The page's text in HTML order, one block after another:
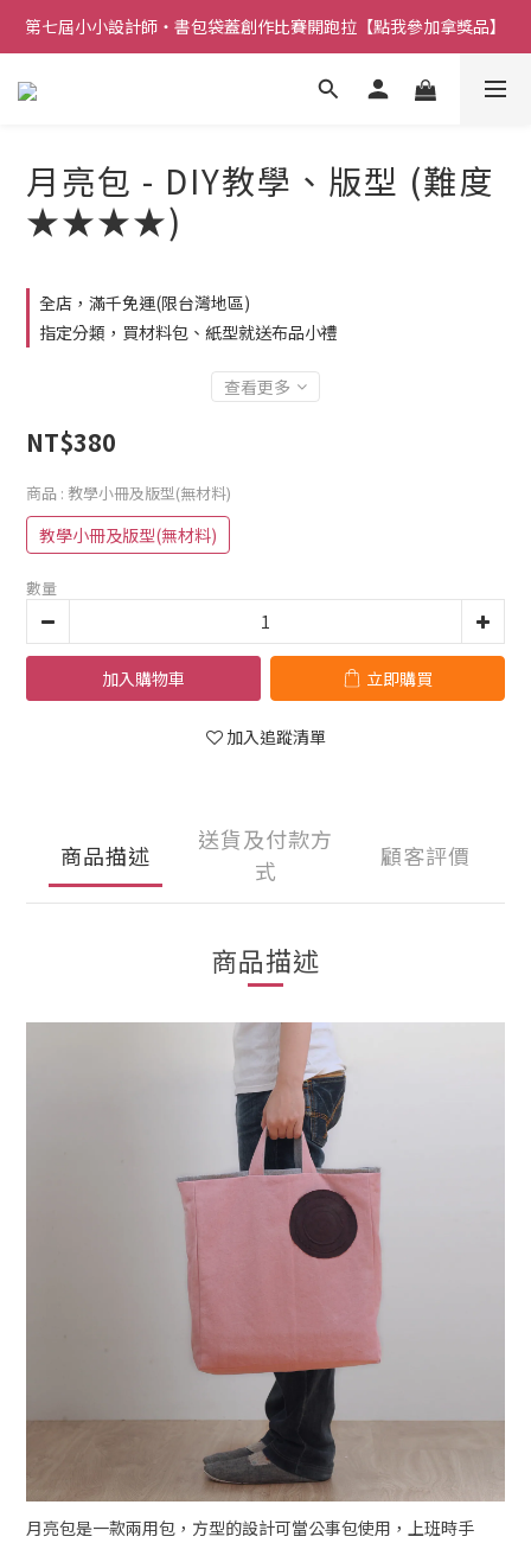
第七屆小小設計師・書包袋蓋創作比賽開跑拉【點我參加拿獎品】
月亮包 - DIY教學、版型 (難度
★★★★)
全店，滿千免運(限台灣地區)
指定分類，買材料包、紙型就送布品小禮
查看更多
NT$380
商品 : 教學小冊及版型(無材料)
教學小冊及版型(無材料)
數量
加入購物車 立即購買
加入追蹤清單
商品描述
送貨及付款方
式
顧客評價
商品描述
月亮包是一款兩用包，方型的設計可當公事包使用，上班時手